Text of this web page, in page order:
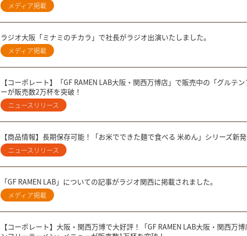
メディア掲載
ラジオ大阪「ミナミのチカラ」で社長がラジオ出演いたしました。
メディア掲載
【コーポレート】「GF RAMEN LAB大阪・関西万博店」で販売中の「グルテ
ーが販売数2万杯を突破！
ニュースリリース
【商品情報】長期保存可能！「お米でできた麺で食べる 米めん」シリーズ新
ニュースリリース
「GF RAMEN LAB」についての記事がラジオ関西に掲載されました。
メディア掲載
【コーポレート】大阪・関西万博で大好評！「GF RAMEN LAB大阪・関西万